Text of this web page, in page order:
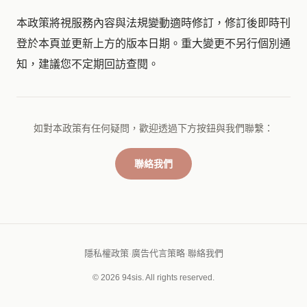
本政策將視服務內容與法規變動適時修訂，修訂後即時刊
登於本頁並更新上方的版本日期。重大變更不另行個別通
知，建議您不定期回訪查閱。
如對本政策有任何疑問，歡迎透過下方按鈕與我們聯繫：
聯絡我們
隱私權政策·廣告代言策略·聯絡我們
© 2026 94sis. All rights reserved.